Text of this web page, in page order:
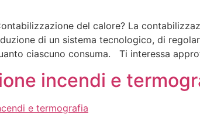
del calore? La
di un sistema tecnologico, di
ciascuno consuma. Ti interessa
incendi e